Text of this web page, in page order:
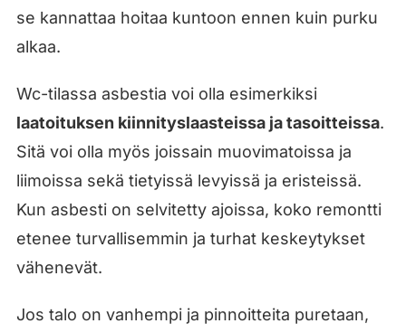
se kannattaa hoitaa kuntoon ennen kuin purku
alkaa.
Wc-tilassa asbestia voi olla esimerkiksi
laatoituksen kiinnityslaasteissa ja tasoitteissa.
Sitä voi olla myös joissain muovimatoissa ja
liimoissa sekä tietyissä levyissä ja eristeissä.
Kun asbesti on selvitetty ajoissa, koko remontti
etenee turvallisemmin ja turhat keskeytykset
vähenevät.
Jos talo on vanhempi ja pinnoitteita puretaan,